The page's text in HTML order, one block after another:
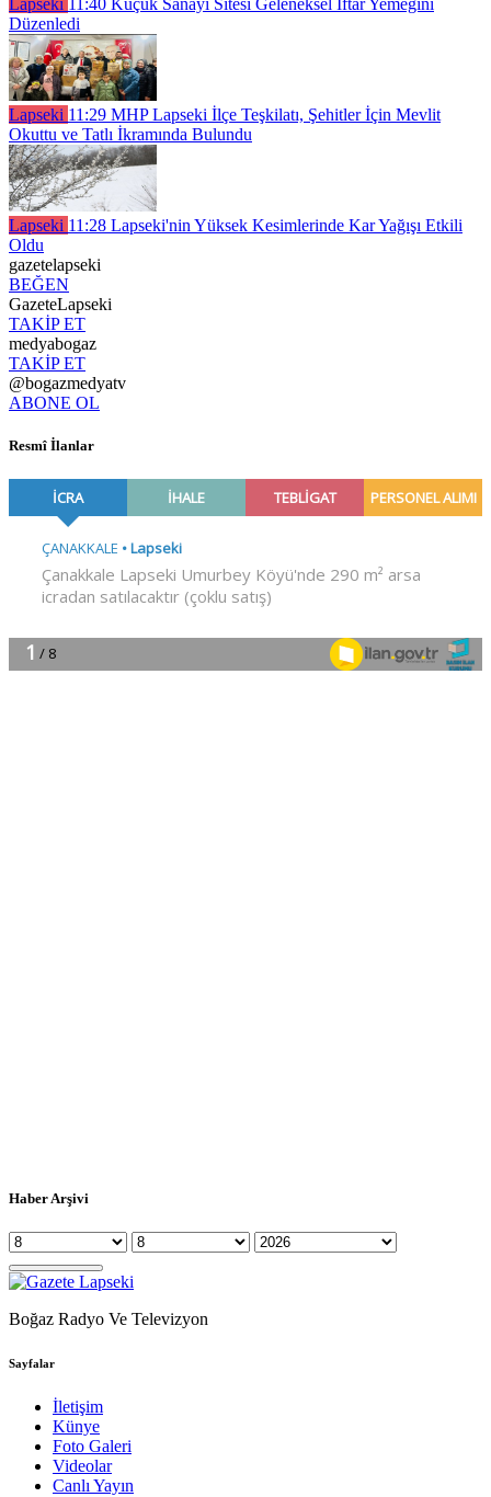
Düzenledi
Lapseki 11:29 MHP Lapseki İlçe Teşkilatı, Şehitler İçin Mevlit
Okuttu ve Tatlı İkramında Bulundu
Lapseki 11:28 Lapseki'nin Yüksek Kesimlerinde Kar Yağışı Etkili
Oldu
gazetelapseki
BEĞEN
GazeteLapseki
TAKİP ET
medyabogaz
TAKİP ET
@bogazmedyatv
ABONE OL
Resmî İlanlar
Haber Arşivi
Boğaz Radyo Ve Televizyon
Sayfalar
İletişim
Künye
Foto Galeri
Videolar
Canlı Yayın